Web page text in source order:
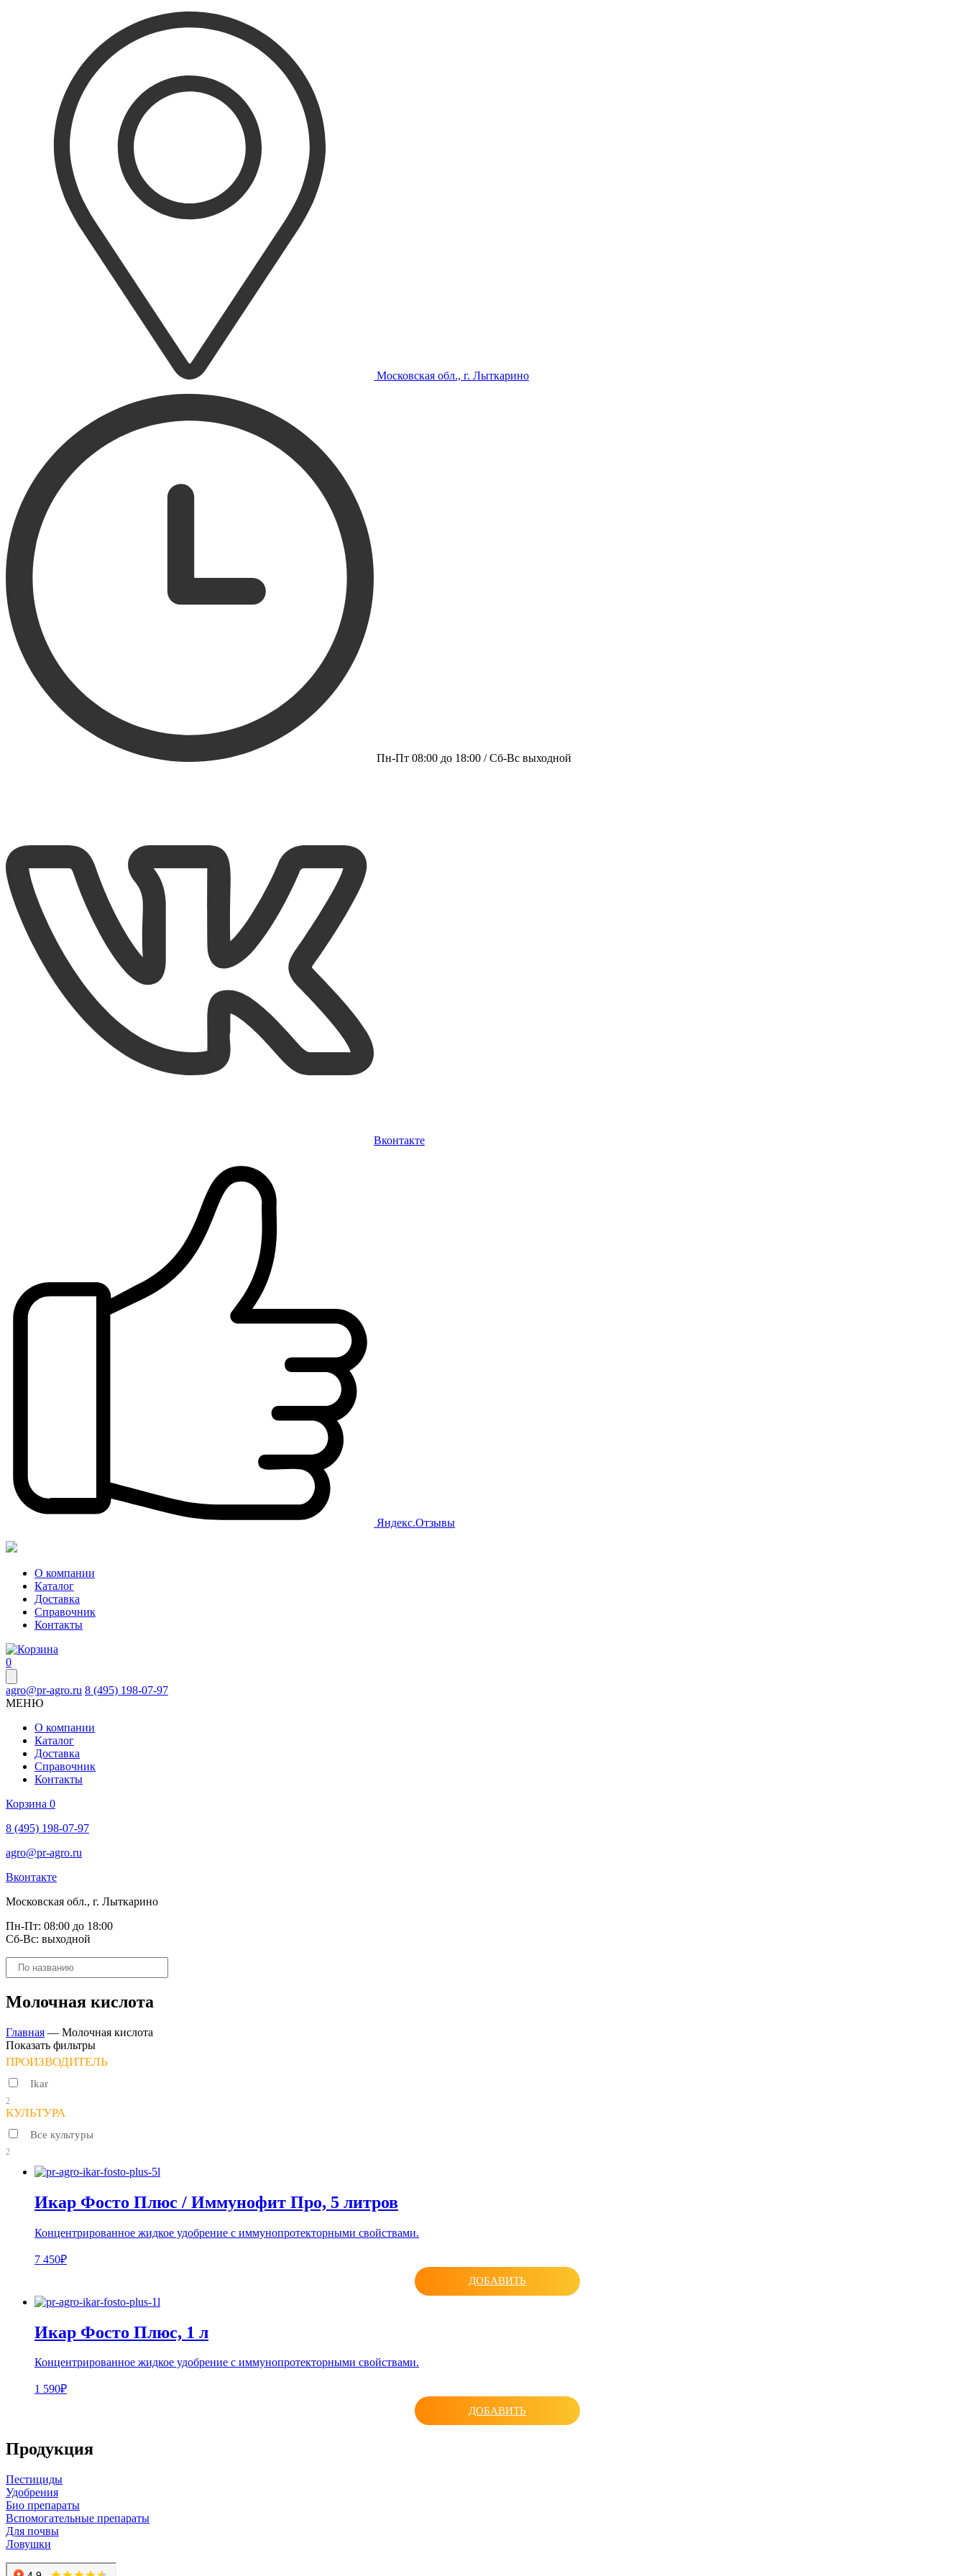
Московская обл., г. Лыткарино
Пн-Пт 08:00 до 18:00 / Сб-Вс выходной
Вконтакте
Яндекс.Отзывы
О компании
Каталог
Доставка
Справочник
Контакты
0
agro@pr-agro.ru 8 (495) 198-07-97
МЕНЮ
О компании
Каталог
Доставка
Справочник
Контакты
Корзина 0
8 (495) 198-07-97
agro@pr-agro.ru
Вконтакте
Московская обл., г. Лыткарино
Пн-Пт: 08:00 до 18:00
Сб-Вс: выходной
Поиск
товаров
Молочная кислота
Главная — Молочная кислота
Показать фильтры
ПРОИЗВОДИТЕЛЬ
Ikar
2
КУЛЬТУРА
Все культуры
2
Икар Фосто Плюс / Иммунофит Про, 5 литров
Концентрированное жидкое удобрение с иммунопротекторными свойствами.
7 450₽
ДОБАВИТЬ
Икар Фосто Плюс, 1 л
Концентрированное жидкое удобрение с иммунопротекторными свойствами.
1 590₽
ДОБАВИТЬ
Продукция
Пестициды
Удобрения
Био препараты
Вспомогательные препараты
Для почвы
Ловушки